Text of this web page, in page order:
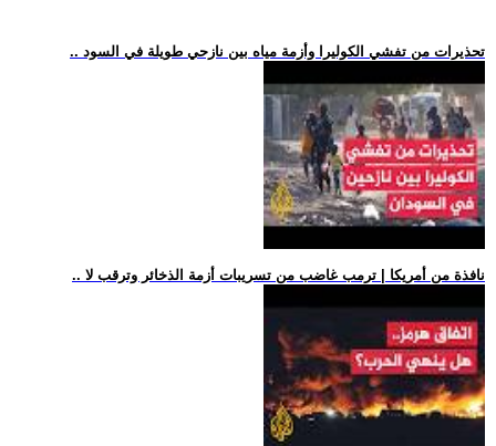
.. تحذيرات من تفشي الكوليرا وأزمة مياه بين نازحي طويلة في السود
.. نافذة من أمريكا | ترمب غاضب من تسريبات أزمة الذخائر وترقب لا